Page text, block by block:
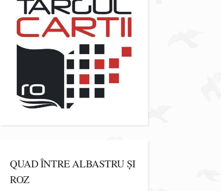
QUAD ÎNTRE ALBASTRU ȘI
ROZ